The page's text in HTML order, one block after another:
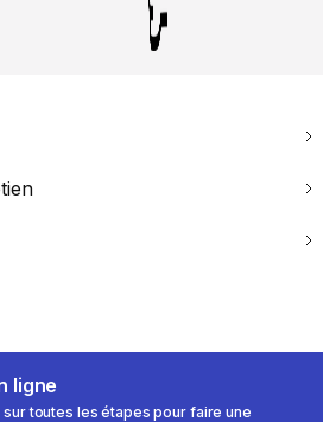
ligne
toutes les étapes pour faire une